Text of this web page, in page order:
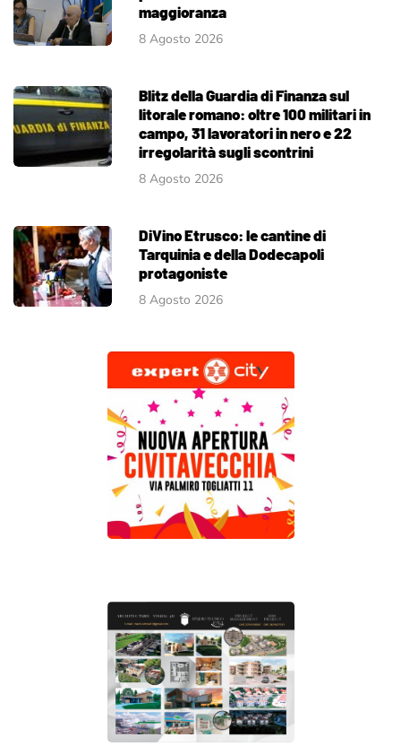
maggioranza
8 Agosto 2026
Blitz della Guardia di Finanza sul
litorale romano: oltre 100 militari in
campo, 31 lavoratori in nero e 22
irregolarità sugli scontrini
8 Agosto 2026
DiVino Etrusco: le cantine di
Tarquinia e della Dodecapoli
protagoniste
8 Agosto 2026